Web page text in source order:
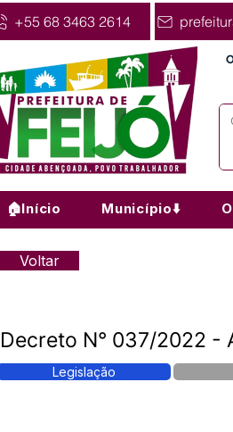
+55 68 3463 2614
🏠Início Município⬇️
Voltar
Decreto N° 037/2022 -
Legislação